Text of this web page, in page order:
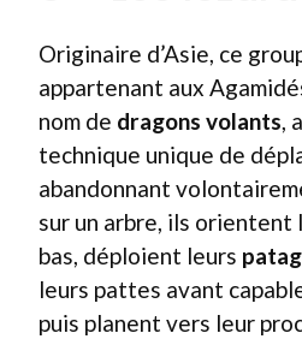
Originaire d’Asie, ce
appartenant aux
nom de dragons volants,
technique unique de
abandonnant
sur un arbre, ils orientent
bas, déploient leurs
leurs pattes avant
puis planent vers leur